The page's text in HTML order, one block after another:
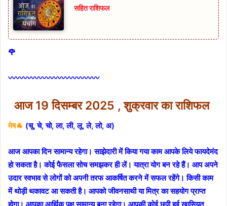
सहित राशिफल
🌹
〰〰〰〰〰〰〰〰〰〰〰〰
आज19 दिसम्बर 2025 , शुक्रवार का राशिफल
मेष🐐 (चू, चे, चो, ला, ली, लू, ले, लो, अ)
आज आपका दिन सामान्य रहेगा। साझेदारी में किया गया काम आपके लिये फायदेमंद
हो सकता है। कोई फैसला सोच समझकर ही लें। यात्रा योग बन रहे हैं। आप अपने
उदार स्वभाव से लोगों को अपनी तरफ आकर्षित करने में सफल रहेंगे। किसी काम
में थोड़ी थकावट आ सकती है। आपको जीवनसाथी या मित्र का सहयोग प्राप्त